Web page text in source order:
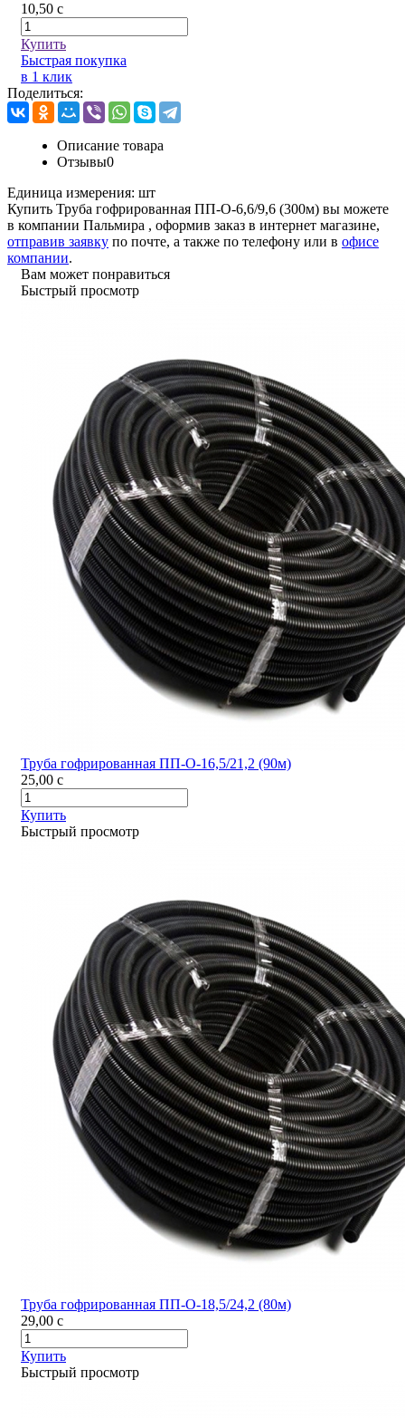
10,50 c
Купить
Быстрая покупка
в 1 клик
Поделиться:
Описание товара
Отзывы0
Единица измерения: шт
Купить Труба гофрированная ПП-О-6,6/9,6 (300м) вы можете
в компании Пальмира , оформив заказ в интернет магазине,
отправив заявку по почте, а также по телефону или в офисе
компании.
Вам может понравиться
Быстрый просмотр
Труба гофрированная ПП-О-16,5/21,2 (90м)
25,00 c
Купить
Быстрый просмотр
Труба гофрированная ПП-О-18,5/24,2 (80м)
29,00 c
Купить
Быстрый просмотр